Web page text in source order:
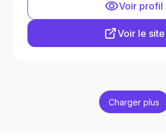
Voir profil
Voir le site
Charger plus